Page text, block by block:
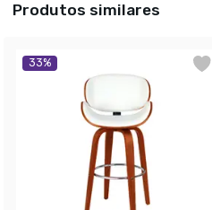
Produtos similares
33%